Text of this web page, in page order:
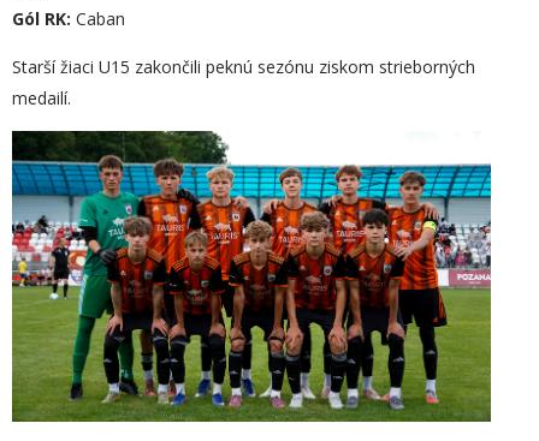
Gól RK: Caban
Starší žiaci U15 zakončili peknú sezónu ziskom strieborných
medailí.